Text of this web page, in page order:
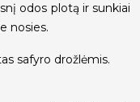
odos plotą ir sunkiai
nosies.
safyro drožlėmis.